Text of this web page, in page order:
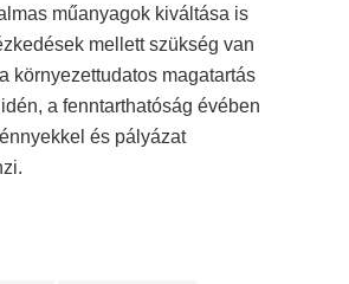
műanyagok kiváltása is
mellett szükség van
környezettudatos magatartás
a fenntarthatóság évében
és pályázat